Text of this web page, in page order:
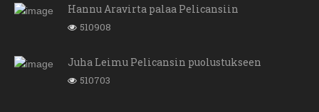
Hannu Aravirta palaa Pelicansiin
510908
Juha Leimu Pelicansin puolustukseen
510703